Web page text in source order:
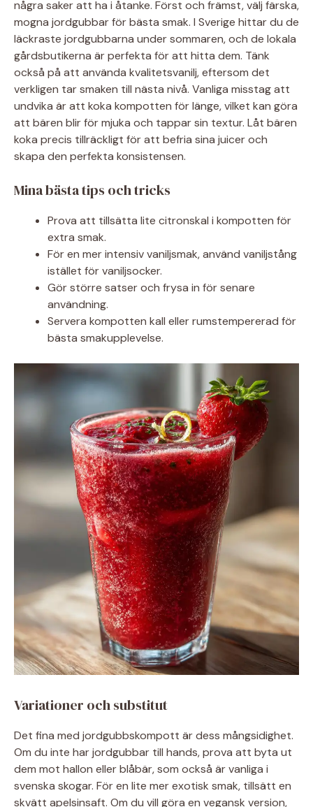
några saker att ha i åtanke. Först och främst, välj färska,
mogna jordgubbar för bästa smak. I Sverige hittar du de
läckraste jordgubbarna under sommaren, och de lokala
gårdsbutikerna är perfekta för att hitta dem. Tänk
också på att använda kvalitetsvanilj, eftersom det
verkligen tar smaken till nästa nivå. Vanliga misstag att
undvika är att koka kompotten för länge, vilket kan göra
att bären blir för mjuka och tappar sin textur. Låt bären
koka precis tillräckligt för att befria sina juicer och
skapa den perfekta konsistensen.
Mina bästa tips och tricks
Prova att tillsätta lite citronskal i kompotten för
extra smak.
För en mer intensiv vaniljsmak, använd vaniljstång
istället för vaniljsocker.
Gör större satser och frysa in för senare
användning.
Servera kompotten kall eller rumstempererad för
bästa smakupplevelse.
Variationer och substitut
Det fina med jordgubbskompott är dess mångsidighet.
Om du inte har jordgubbar till hands, prova att byta ut
dem mot hallon eller blåbär, som också är vanliga i
svenska skogar. För en lite mer exotisk smak, tillsätt en
skvätt apelsinsaft. Om du vill göra en vegansk version,